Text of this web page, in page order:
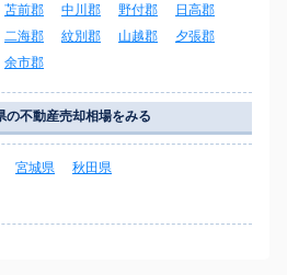
苫前郡 中川郡 野付郡
日高郡
二海郡 紋別郡 山越郡
夕張郡
余市郡
の不動産売却相場をみる
宮城県
秋田県